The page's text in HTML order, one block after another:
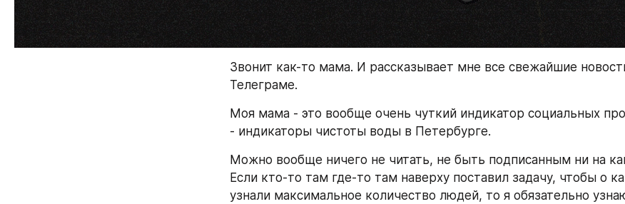
Звонит как-то мама. И рассказывает мне все свежайшие
Телеграме.
Моя мама - это вообще очень чуткий индикатор социальных
- индикаторы чистоты воды в Петербурге.
Можно вообще ничего не читать, не быть подписанным ни на
Если кто-то там где-то там наверху поставил задачу, чтобы о
узнали максимальное количество людей, то я обязательно